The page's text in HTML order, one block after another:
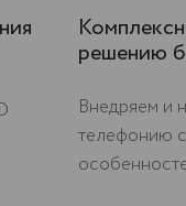
решению
Внедряем и
телефонию